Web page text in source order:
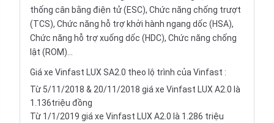
thống cân bằng điện tử (ESC), Chức năng chống trượt
(TCS), Chức năng hỗ trợ khởi hành ngang dốc (HSA),
Chức năng hỗ trợ xuống dốc (HDC), Chức năng chống
lật (ROM)...
Giá xe Vinfast LUX SA2.0 theo lộ trình của Vinfast :
Từ 5/11/2018 & 20/11/2018 giá xe Vinfast LUX A2.0 là
1.136triệu đồng
Từ 1/1/2019 giá xe Vinfast LUX A2.0 là 1.286 triệu